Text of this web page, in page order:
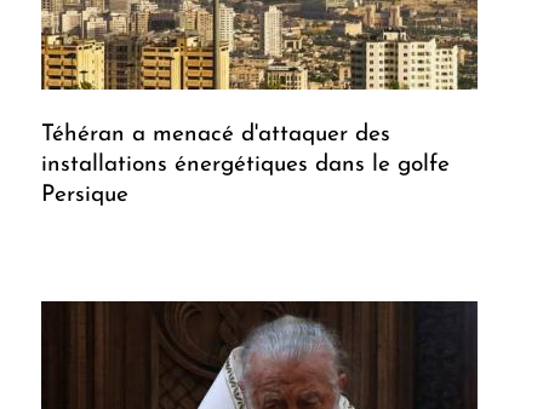
Téhéran a menacé d'attaquer des
installations énergétiques dans le golfe
Persique